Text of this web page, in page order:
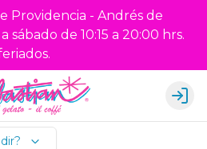
Providencia - Andrés de
sábado de 10:15 a 20:00 hrs.